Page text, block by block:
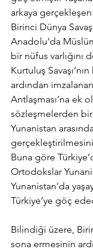
arkaya
Birinci Dünya
Anadolu’da
bir nüfus varlığını
Kurtuluş Savaşı’nın
ardından
Antlaşması’na ek
sözleşmelerden
Yunanistan
Buna göre
Ortodokslar
Yunanistan’da
Türkiye’ye göç
Bilindiği üzere,
sona ermesinin